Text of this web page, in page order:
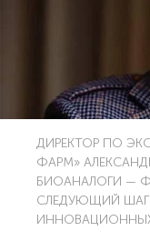
ДИРЕКТОР ПО
ФАРМ»
БИОАНАЛОГИ —
СЛЕДУЮЩИЙ ШАГ